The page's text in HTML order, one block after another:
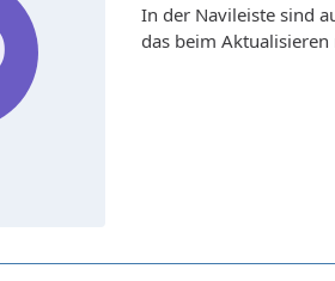
In der Navileiste sind
das beim